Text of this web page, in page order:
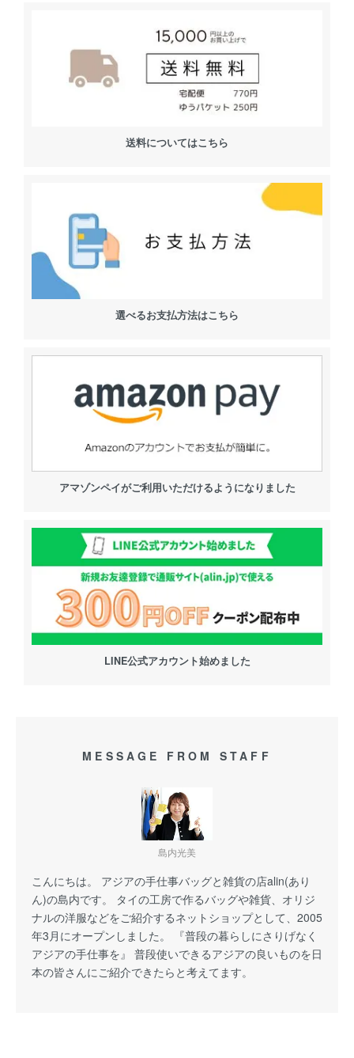
送料についてはこちら
選べるお支払方法はこちら
アマゾンペイがご利用いただけるようになりました
LINE公式アカウント始めました
MESSAGE FROM STAFF
島内光美
こんにちは。 アジアの手仕事バッグと雑貨の店alin(あり
ん)の島内です。 タイの工房で作るバッグや雑貨、オリジ
ナルの洋服などをご紹介するネットショップとして、2005
年3月にオープンしました。 『普段の暮らしにさりげなく
アジアの手仕事を』 普段使いできるアジアの良いものを日
本の皆さんにご紹介できたらと考えてます。